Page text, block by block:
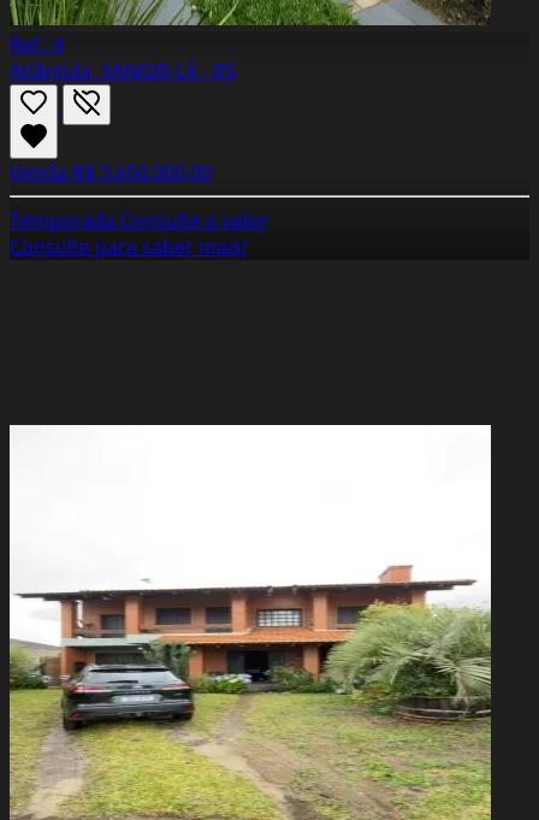
Ref.: 4
Atlântida, XANGRI-LÁ - RS
Venda R$ 3.650.000,00
Temporada Consulte o valor
Consulte para saber mais!